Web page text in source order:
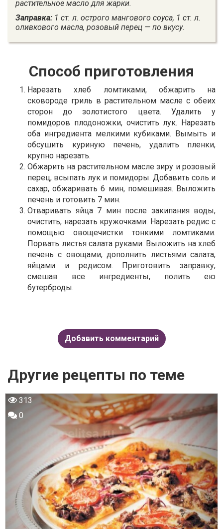
растительное масло для жарки.
Заправка: 1 ст. л. острого мангового соуса, 1 ст. л.
оливкового масла, розовый перец — по вкусу.
Способ приготовления
Нарезать хлеб ломтиками, обжарить на
сковороде гриль в растительном масле с обеих
сторон до золотистого цвета. Удалить у
помидоров плодоножки, очистить лук. Нарезать
оба ингредиента мелкими кубиками. Вымыть и
обсушить куриную печень, удалить пленки,
крупно нарезать.
Обжарить на растительном масле зиру и розовый
перец, всыпать лук и помидоры. Добавить соль и
сахар, обжаривать 6 мин, помешивая. Выложить
печень и готовить 7 мин.
Отваривать яйца 7 мин после закипания воды,
очистить, нарезать кружочками. Нарезать редис с
помощью овощечистки тонкими ломтиками.
Порвать листья салата руками. Выложить на хлеб
печень с овощами, дополнить листьями салата,
яйцами и редисом. Приготовить заправку,
смешав все ингредиенты, полить ею
бутерброды.
Добавить комментарий
Другие рецепты по теме
313
0